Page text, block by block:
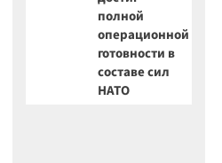
полной
операционной
готовности в
составе сил
НАТО